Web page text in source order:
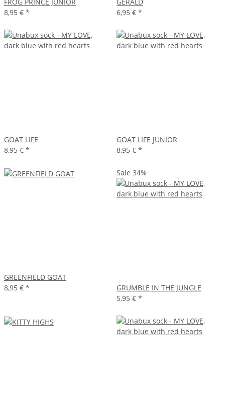
8,95 € *
6,95 € *
GOAT LIFE
8,95 € *
GOAT LIFE JUNIOR
8,95 € *
GREENFIELD GOAT
8,95 € *
Sale 34%
GRUMBLE IN THE JUNGLE
5,95 € *